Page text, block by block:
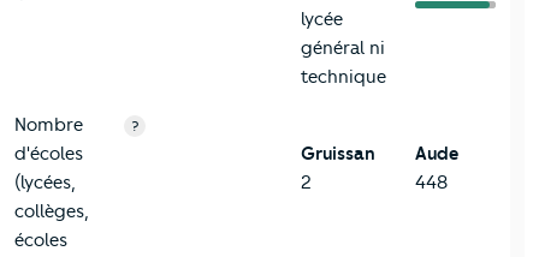
lycée
général ni
technique
Nombre
d'écoles
(lycées,
collèges,
écoles
?
Gruissan
2
Aude
448